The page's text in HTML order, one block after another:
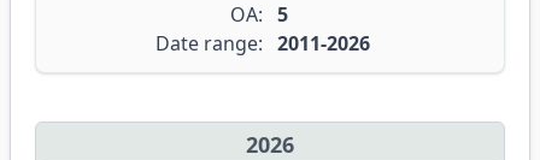
OA: 5
Date range: 2011-2026
2026